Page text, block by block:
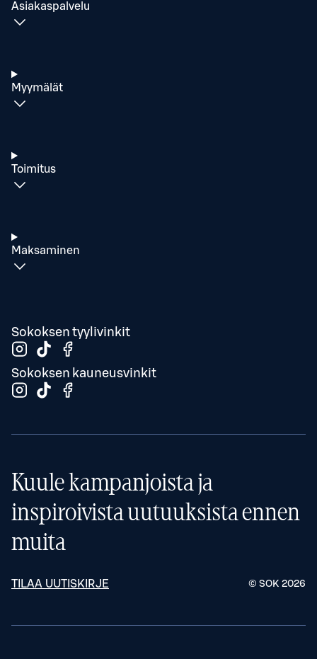
Asiakaspalvelu
Myymälät
Toimitus
Maksaminen
Sokoksen tyylivinkit
Sokoksen kauneusvinkit
Kuule kampanjoista ja
inspiroivista uutuuksista ennen
muita
TILAA UUTISKIRJE © SOK 2026